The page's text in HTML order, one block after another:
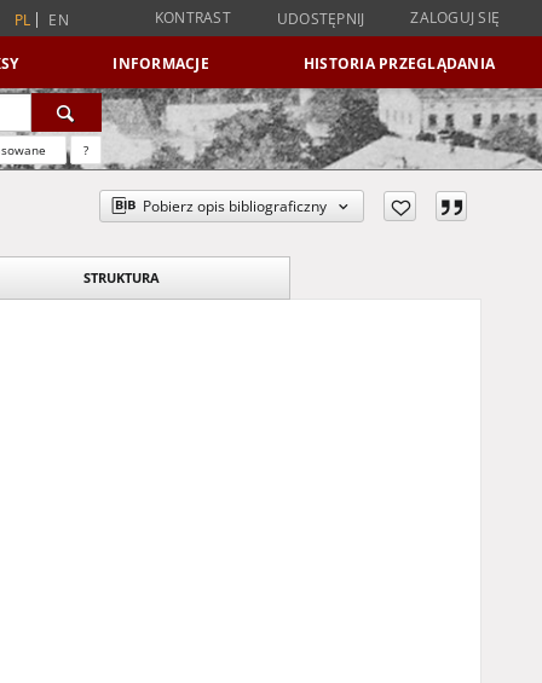
PL EN KONTRAST UDOSTĘPNIJ ZALOGUJ SIĘ
INFORMACJE HISTORIA PRZEGLĄDANIA
?
Pobierz opis bibliograficzny
STRUKTURA